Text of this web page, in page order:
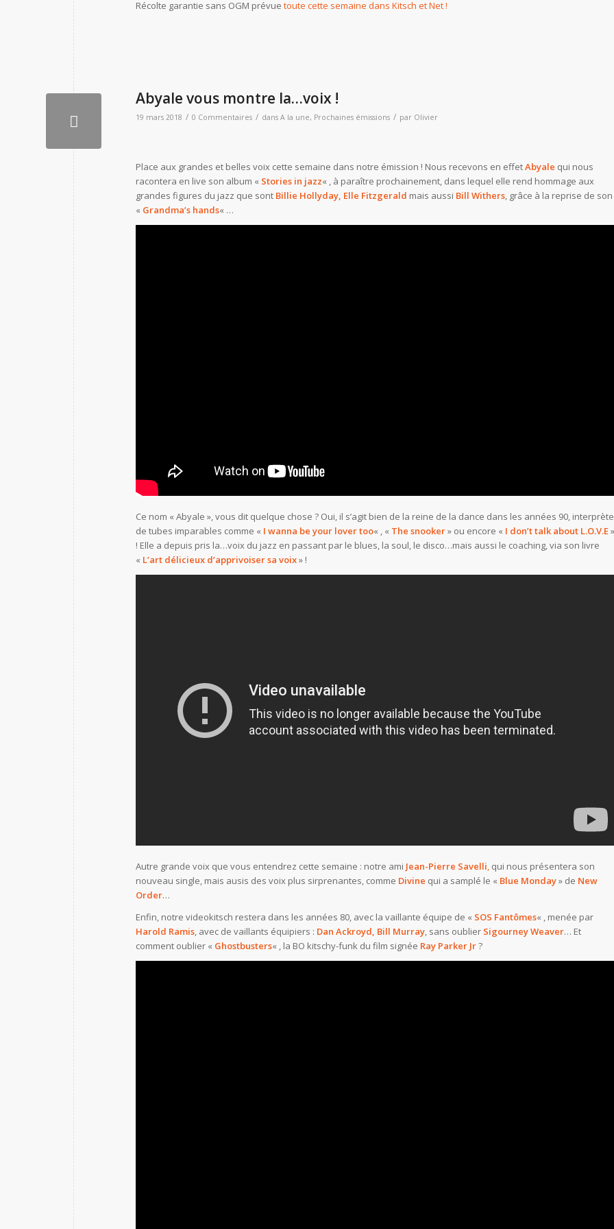
Récolte garantie sans OGM prévue toute cette semaine dans Kitsch et Net !
Abyale vous montre la…voix !
19 mars 2018 / 0 Commentaires / dans A la une, Prochaines émissions / par Olivier
Place aux grandes et belles voix cette semaine dans notre émission ! Nous recevons en effetAbyale qui nous
racontera en live son album « Stories in jazz« , à paraître prochainement, dans lequel elle rend hommage aux
grandes figures du jazz que sont Billie Hollyday, Elle Fitzgerald mais aussi Bill Withers, grâce à la reprise de son
« Grandma’s hands« …
Ce nom « Abyale », vous dit quelque chose ? Oui, il s’agit bien de la reine de la dance dans les années 90, interprète
de tubes imparables comme « I wanna be your lover too« , « The snooker» ou encore « I don’t talk about L.O.V.E»
! Elle a depuis pris la…voix du jazz en passant par le blues, la soul, le disco…mais aussi le coaching, via son livre
« L’art délicieux d’apprivoiser sa voix» !
Autre grande voix que vous entendrez cette semaine : notre ami Jean-Pierre Savelli, qui nous présentera son
nouveau single, mais ausis des voix plus sirprenantes, comme Divine qui a samplé le « Blue Monday» de New
Order…
Enfin, notre videokitsch restera dans les années 80, avec la vaillante équipe de « SOS Fantômes« , menée par
Harold Ramis, avec de vaillants équipiers : Dan Ackroyd, Bill Murray, sans oublier Sigourney Weaver… Et
comment oublier « Ghostbusters« , la BO kitschy-funk du film signée Ray Parker Jr?